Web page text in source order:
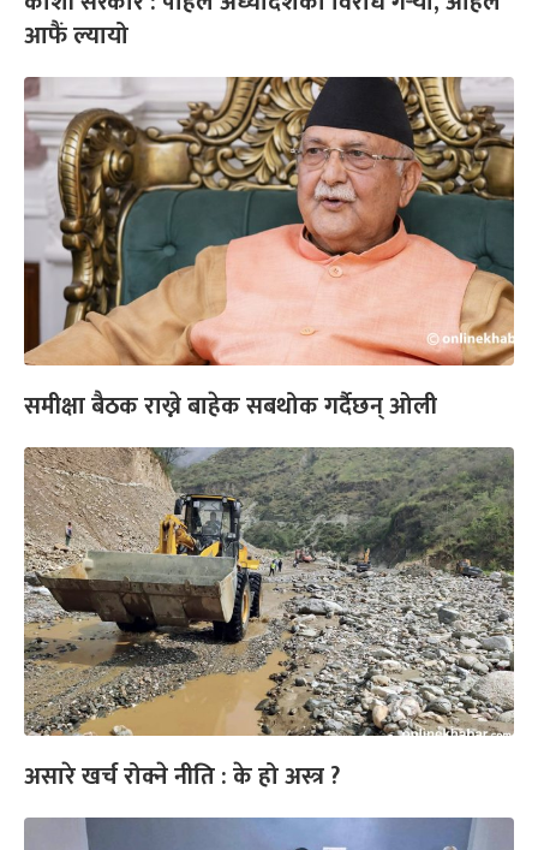
आफैं ल्यायो
समीक्षा बैठक राख्ने बाहेक सबथोक गर्दैछन् ओली
असारे खर्च रोक्ने नीति : के हो अस्त्र ?